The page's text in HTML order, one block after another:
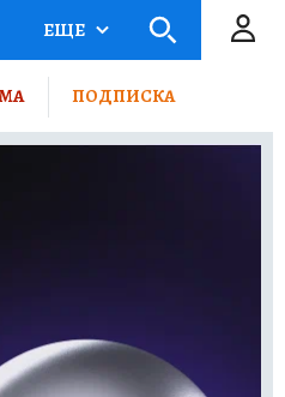
ЕЩЕ
ПОДПИСКА